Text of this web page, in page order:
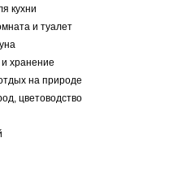
кухни
и туалет
хранение
на природе
цветоводство